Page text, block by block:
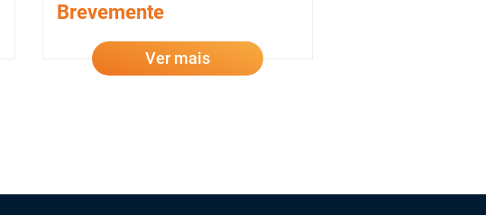
Brevemente
Ver mais